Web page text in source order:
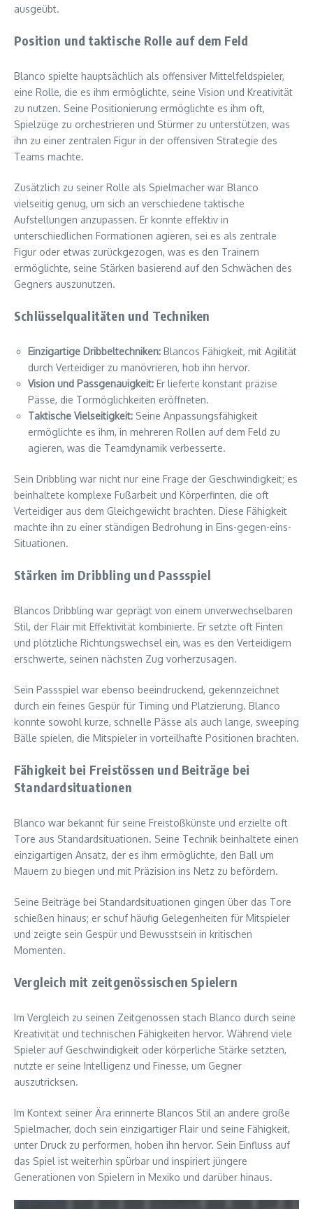
ausgeübt.
Position und taktische Rolle auf dem Feld
Blanco spielte hauptsächlich als offensiver Mittelfeldspieler,
eine Rolle, die es ihm ermöglichte, seine Vision und Kreativität
zu nutzen. Seine Positionierung ermöglichte es ihm oft,
Spielzüge zu orchestrieren und Stürmer zu unterstützen, was
ihn zu einer zentralen Figur in der offensiven Strategie des
Teams machte.
Zusätzlich zu seiner Rolle als Spielmacher war Blanco
vielseitig genug, um sich an verschiedene taktische
Aufstellungen anzupassen. Er konnte effektiv in
unterschiedlichen Formationen agieren, sei es als zentrale
Figur oder etwas zurückgezogen, was es den Trainern
ermöglichte, seine Stärken basierend auf den Schwächen des
Gegners auszunutzen.
Schlüsselqualitäten und Techniken
Einzigartige Dribbeltechniken: Blancos Fähigkeit, mit Agilität
durch Verteidiger zu manövrieren, hob ihn hervor.
Vision und Passgenauigkeit: Er lieferte konstant präzise
Pässe, die Tormöglichkeiten eröffneten.
Taktische Vielseitigkeit: Seine Anpassungsfähigkeit
ermöglichte es ihm, in mehreren Rollen auf dem Feld zu
agieren, was die Teamdynamik verbesserte.
Sein Dribbling war nicht nur eine Frage der Geschwindigkeit; es
beinhaltete komplexe Fußarbeit und Körperfinten, die oft
Verteidiger aus dem Gleichgewicht brachten. Diese Fähigkeit
machte ihn zu einer ständigen Bedrohung in Eins-gegen-eins-
Situationen.
Stärken im Dribbling und Passspiel
Blancos Dribbling war geprägt von einem unverwechselbaren
Stil, der Flair mit Effektivität kombinierte. Er setzte oft Finten
und plötzliche Richtungswechsel ein, was es den Verteidigern
erschwerte, seinen nächsten Zug vorherzusagen.
Sein Passspiel war ebenso beeindruckend, gekennzeichnet
durch ein feines Gespür für Timing und Platzierung. Blanco
konnte sowohl kurze, schnelle Pässe als auch lange, sweeping
Bälle spielen, die Mitspieler in vorteilhafte Positionen brachten.
Fähigkeit bei Freistössen und Beiträge bei
Standardsituationen
Blanco war bekannt für seine Freistoßkünste und erzielte oft
Tore aus Standardsituationen. Seine Technik beinhaltete einen
einzigartigen Ansatz, der es ihm ermöglichte, den Ball um
Mauern zu biegen und mit Präzision ins Netz zu befördern.
Seine Beiträge bei Standardsituationen gingen über das Tore
schießen hinaus; er schuf häufig Gelegenheiten für Mitspieler
und zeigte sein Gespür und Bewusstsein in kritischen
Momenten.
Vergleich mit zeitgenössischen Spielern
Im Vergleich zu seinen Zeitgenossen stach Blanco durch seine
Kreativität und technischen Fähigkeiten hervor. Während viele
Spieler auf Geschwindigkeit oder körperliche Stärke setzten,
nutzte er seine Intelligenz und Finesse, um Gegner
auszutricksen.
Im Kontext seiner Ära erinnerte Blancos Stil an andere große
Spielmacher, doch sein einzigartiger Flair und seine Fähigkeit,
unter Druck zu performen, hoben ihn hervor. Sein Einfluss auf
das Spiel ist weiterhin spürbar und inspiriert jüngere
Generationen von Spielern in Mexiko und darüber hinaus.